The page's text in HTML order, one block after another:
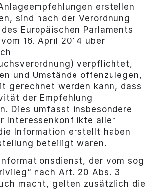
erstellen
sind nach der Verordnung
Europäischen Parlaments
16. April 2014 über
verpflichtet,
und Umstände offenzulegen,
gerechnet werden kann, dass
der Empfehlung
Dies umfasst insbesondere
Interessenkonflikte aller
Information erstellt haben
beteiligt waren.
der vom sog
nach Art. 20 Abs. 3
macht, gelten zusätzlich die